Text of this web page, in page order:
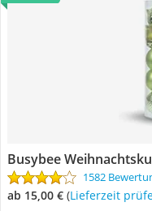
Busybee
1582
ab 15,00 € (Lieferzeit